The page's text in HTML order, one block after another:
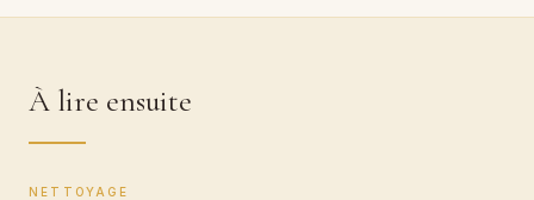
À lire ensuite
NETTOYAGE